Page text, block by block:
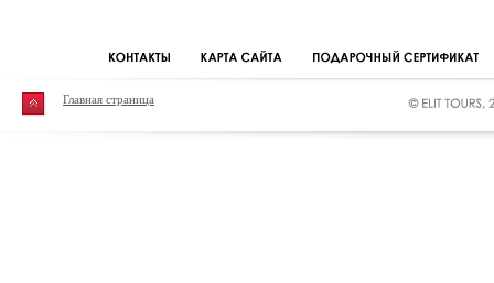
Главная страница